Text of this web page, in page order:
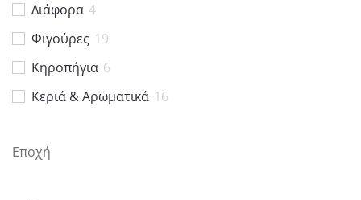
Διάφορα 4
Φιγούρες 19
Κηροπήγια 6
Kεριά & Αρωματικά 16
Εποχή